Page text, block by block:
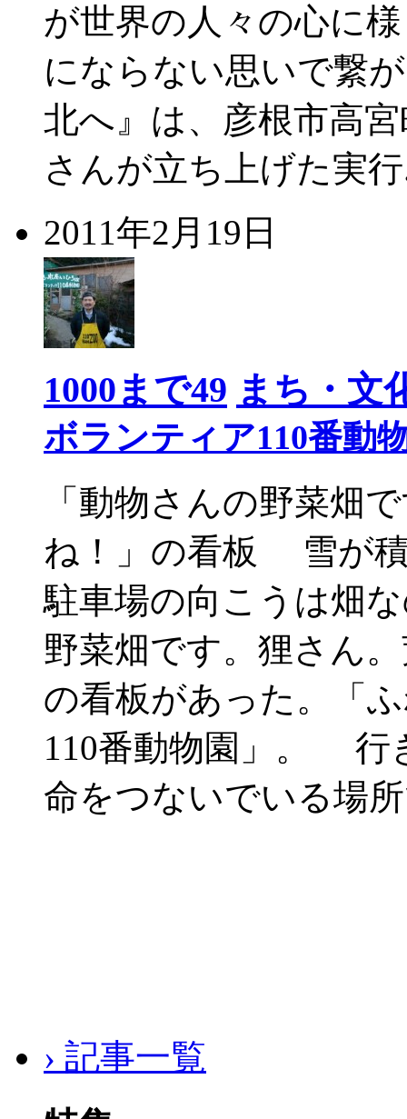
が世界の人々の心に
にならない思いで繋
北へ』は、彦根市高
さんが立ち上げた
2011年2月19日
1000まで49 まち・文
ボランティア110番動
「動物さんの野菜畑
ね！」の看板 雪が
駐車場の向こうは畑
野菜畑です。狸さん
の看板があった。「
110番動物園」。 行
命をつないでいる場
› 記事一覧